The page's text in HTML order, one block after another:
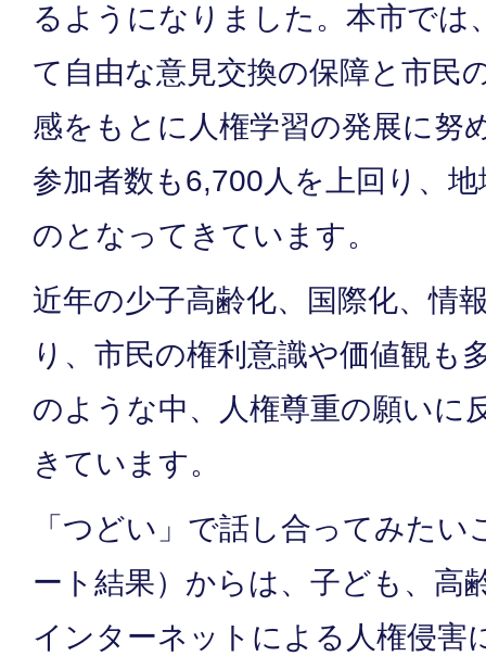
るようになりました。本市では
て自由な意見交換の保障と市民
感をもとに人権学習の発展に努
参加者数も6,700人を上回り、
のとなってきています。
近年の少子高齢化、国際化、情
り、市民の権利意識や価値観も
のような中、人権尊重の願いに
きています。
「つどい」で話し合ってみた
ート結果）からは、子ども、高
インターネットによる人権侵害